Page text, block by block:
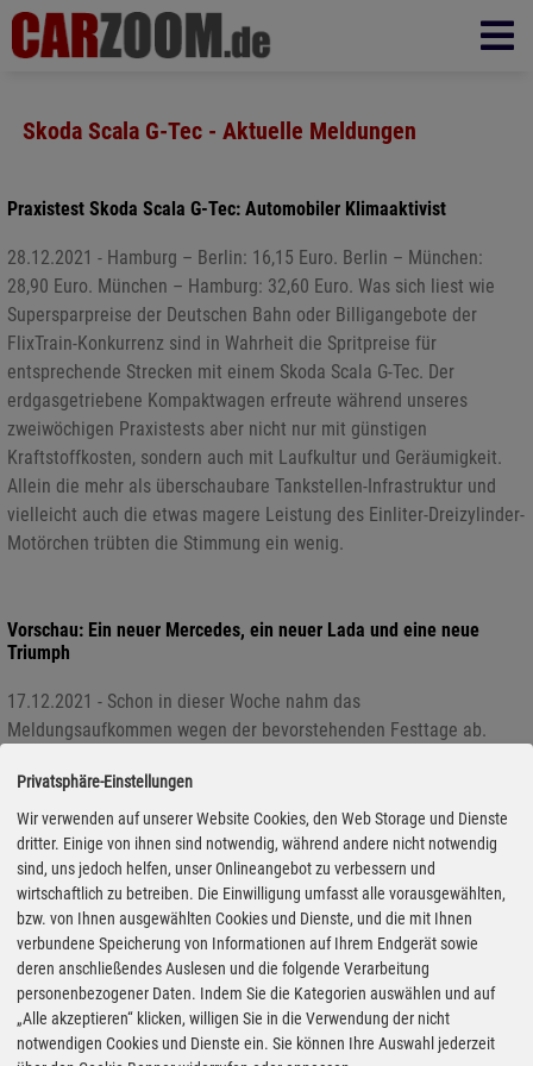
Skoda Scala G-Tec - Aktuelle Meldungen
Praxistest Skoda Scala G-Tec: Automobiler Klimaaktivist
28.12.2021 - Hamburg – Berlin: 16,15 Euro. Berlin – München:
28,90 Euro. München – Hamburg: 32,60 Euro. Was sich liest wie
Supersparpreise der Deutschen Bahn oder Billigangebote der
FlixTrain-Konkurrenz sind in Wahrheit die Spritpreise für
entsprechende Strecken mit einem Skoda Scala G-Tec. Der
erdgasgetriebene Kompaktwagen erfreute während unseres
zweiwöchigen Praxistests aber nicht nur mit günstigen
Kraftstoffkosten, sondern auch mit Laufkultur und Geräumigkeit.
Allein die mehr als überschaubare Tankstellen-Infrastruktur und
vielleicht auch die etwas magere Leistung des Einliter-Dreizylinder-
Motörchen trübten die Stimmung ein wenig.
Vorschau: Ein neuer Mercedes, ein neuer Lada und eine neue
Triumph
17.12.2021 - Schon in dieser Woche nahm das
Meldungsaufkommen wegen der bevorstehenden Festtage ab.
vor. Mit dem EQS 53 bringt Mercedes-AMG seine erste
vollelektrische Sportlimousine auf den Markt. Über 150.000 Euro
kostet das Vergnügen, mit bis zu 560 kW (761 PS) über die linke
Spur zu flüstern. Wir geben erste Fahreindrücke.
Fahrbericht Skoda Scala G-Tec: Mit Erdgas einfach sauberer
13.07.2020 - Die Zeiten sind hart für die CNG-Modelle der
Hersteller, jener überschaubaren Gruppe von Automobilen, die von
Privatsphäre-Einstellungen
Wir verwenden auf unserer Website Cookies, den Web Storage und Dienste
dritter. Einige von ihnen sind notwendig, während andere nicht notwendig
sind, uns jedoch helfen, unser Onlineangebot zu verbessern und
wirtschaftlich zu betreiben. Die Einwilligung umfasst alle vorausgewählten,
bzw. von Ihnen ausgewählten Cookies und Dienste, und die mit Ihnen
verbundene Speicherung von Informationen auf Ihrem Endgerät sowie
deren anschließendes Auslesen und die folgende Verarbeitung
personenbezogener Daten. Indem Sie die Kategorien auswählen und auf
„Alle akzeptieren“ klicken, willigen Sie in die Verwendung der nicht
notwendigen Cookies und Dienste ein. Sie können Ihre Auswahl jederzeit